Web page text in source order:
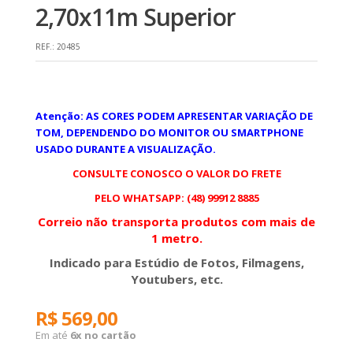
2,70x11m Superior
REF.: 20485
Atenção: AS CORES PODEM APRESENTAR VARIAÇÃO DE
TOM, DEPENDENDO DO MONITOR OU SMARTPHONE
USADO DURANTE A VISUALIZAÇÃO.
CONSULTE CONOSCO O VALOR DO FRETE
PELO WHATSAPP: (48) 99912 8885
Correio não transporta produtos com mais de
1 metro.
Indicado para Estúdio de Fotos, Filmagens,
Youtubers, etc.
R$ 569,00
Em até 6x no cartão